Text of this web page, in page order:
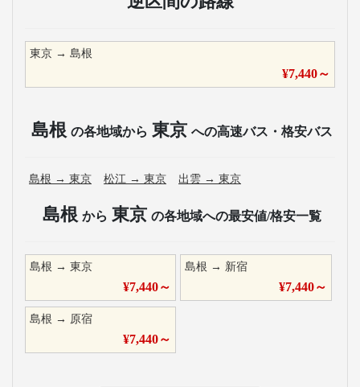
東京 → 島根
¥7,440～
島根 の各地域から 東京 への高速バス・格安バス
島根 → 東京 松江 → 東京 出雲 → 東京
島根 から 東京 の各地域への最安値/格安一覧
島根 → 東京
¥7,440～
島根 → 新宿
¥7,440～
島根 → 原宿
¥7,440～